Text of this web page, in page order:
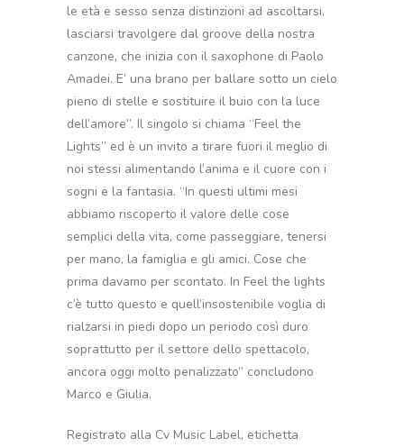
le età e sesso senza distinzioni ad ascoltarsi,
lasciarsi travolgere dal groove della nostra
canzone, che inizia con il saxophone di Paolo
Amadei. E’ una brano per ballare sotto un cielo
pieno di stelle e sostituire il buio con la luce
dell’amore”. Il singolo si chiama “Feel the
Lights” ed è un invito a tirare fuori il meglio di
noi stessi alimentando l’anima e il cuore con i
sogni e la fantasia. “In questi ultimi mesi
abbiamo riscoperto il valore delle cose
semplici della vita, come passeggiare, tenersi
per mano, la famiglia e gli amici. Cose che
prima davamo per scontato. In Feel the lights
c’è tutto questo e quell’insostenibile voglia di
rialzarsi in piedi dopo un periodo così duro
soprattutto per il settore dello spettacolo,
ancora oggi molto penalizzato” concludono
Marco e Giulia.
Registrato alla Cv Music Label, etichetta